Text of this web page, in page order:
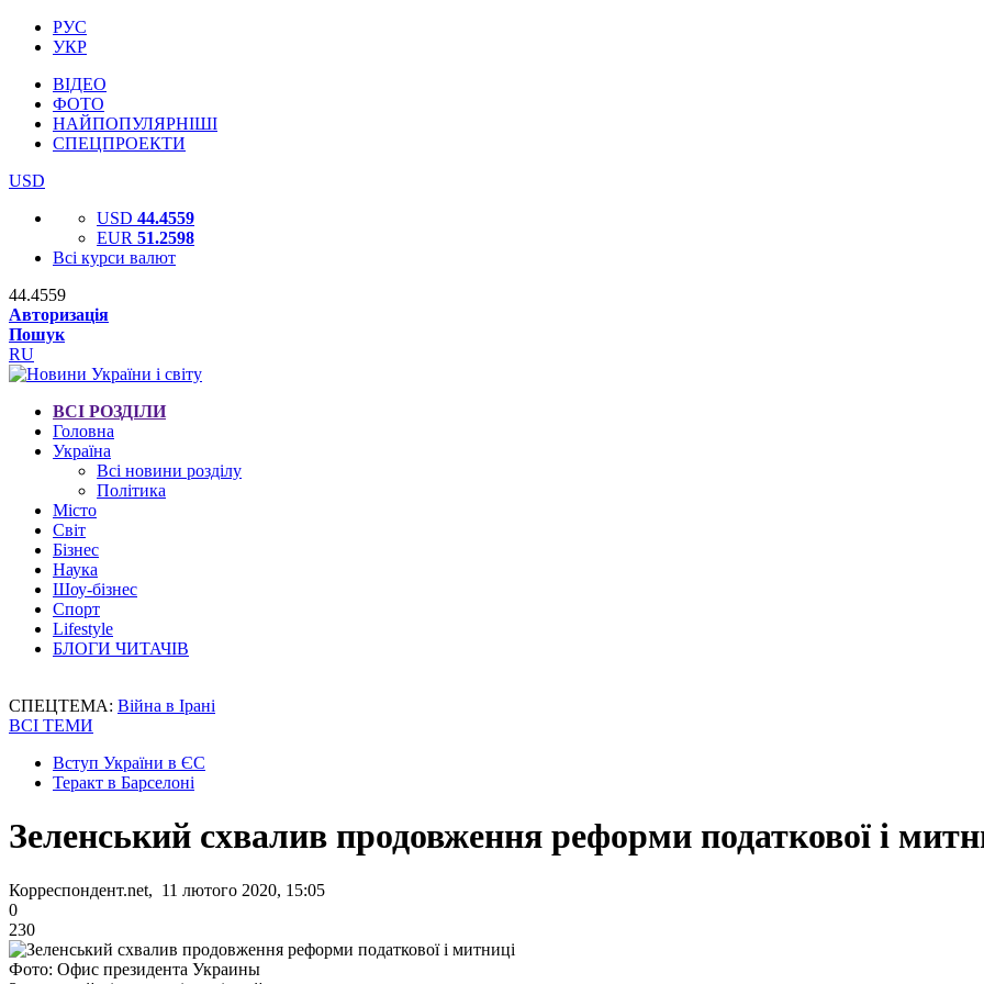
РУС
УКР
ВІДЕО
ФОТО
НАЙПОПУЛЯРНІШІ
СПЕЦПРОЕКТИ
USD
USD 44.4559
EUR 51.2598
Всі курси валют
44.4559
Авторизація
Пошук
RU
ВСІ РОЗДІЛИ
Головна
Україна
Всі новини розділу
Політика
Місто
Світ
Бізнес
Наука
Шоу-бізнес
Спорт
Lifestyle
БЛОГИ ЧИТАЧІВ
СПЕЦТЕМА: Війна в Ірані
ВСІ ТЕМИ
Вступ України в ЄС
Теракт в Барселоні
Зеленський схвалив продовження реформи податкової і
Корреспондент.net, 11 лютого 2020, 15:05
0
230
Фото: Офис президента Украины